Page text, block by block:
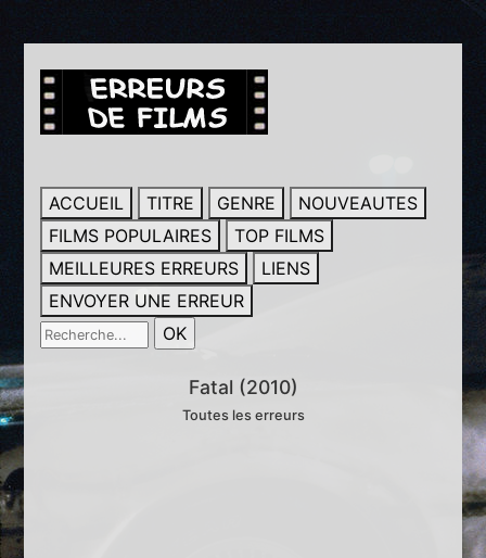
ACCUEIL TITRE GENRE
NOUVEAUTES
FILMS POPULAIRES
TOP FILMS
MEILLEURES ERREURS
LIENS
ENVOYER UNE ERREUR
Fatal (2010)
Toutes les erreurs